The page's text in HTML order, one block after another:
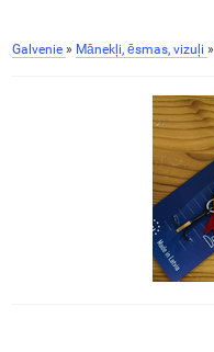
Galvenie » Mānekļi, ēsmas, vizuļi »